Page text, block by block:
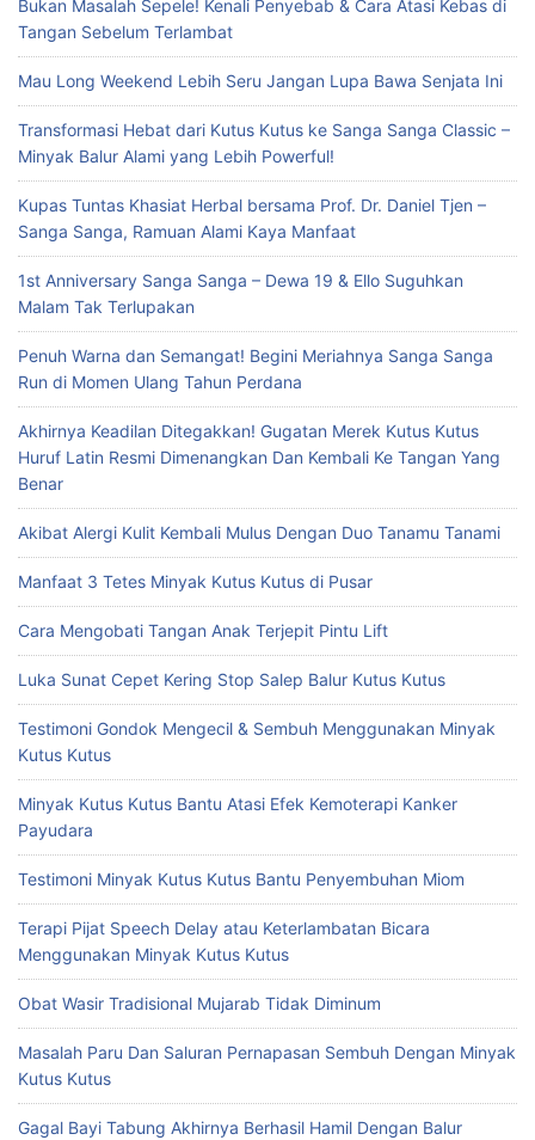
Bukan Masalah Sepele! Kenali Penyebab & Cara Atasi Kebas di
Tangan Sebelum Terlambat
Mau Long Weekend Lebih Seru Jangan Lupa Bawa Senjata Ini
Transformasi Hebat dari Kutus Kutus ke Sanga Sanga Classic –
Minyak Balur Alami yang Lebih Powerful!
Kupas Tuntas Khasiat Herbal bersama Prof. Dr. Daniel Tjen –
Sanga Sanga, Ramuan Alami Kaya Manfaat
1st Anniversary Sanga Sanga – Dewa 19 & Ello Suguhkan
Malam Tak Terlupakan
Penuh Warna dan Semangat! Begini Meriahnya Sanga Sanga
Run di Momen Ulang Tahun Perdana
Akhirnya Keadilan Ditegakkan! Gugatan Merek Kutus Kutus
Huruf Latin Resmi Dimenangkan Dan Kembali Ke Tangan Yang
Benar
Akibat Alergi Kulit Kembali Mulus Dengan Duo Tanamu Tanami
Manfaat 3 Tetes Minyak Kutus Kutus di Pusar
Cara Mengobati Tangan Anak Terjepit Pintu Lift
Luka Sunat Cepet Kering Stop Salep Balur Kutus Kutus
Testimoni Gondok Mengecil & Sembuh Menggunakan Minyak
Kutus Kutus
Minyak Kutus Kutus Bantu Atasi Efek Kemoterapi Kanker
Payudara
Testimoni Minyak Kutus Kutus Bantu Penyembuhan Miom
Terapi Pijat Speech Delay atau Keterlambatan Bicara
Menggunakan Minyak Kutus Kutus
Obat Wasir Tradisional Mujarab Tidak Diminum
Masalah Paru Dan Saluran Pernapasan Sembuh Dengan Minyak
Kutus Kutus
Gagal Bayi Tabung Akhirnya Berhasil Hamil Dengan Balur